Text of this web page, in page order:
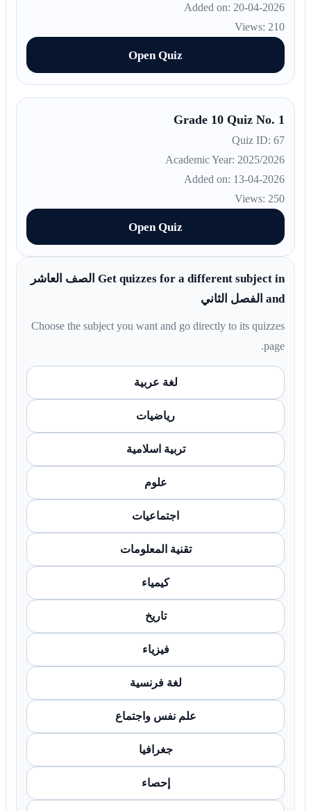
Added on: 20-04-2026
Views: 210
Open Quiz
Grade 10 Quiz No. 1
Quiz ID: 67
Academic Year: 2025/2026
Added on: 13-04-2026
Views: 250
Open Quiz
Get quizzes for a different subject in الصف العاشر
and الفصل الثاني
Choose the subject you want and go directly to its quizzes
page.
لغة عربية
رياضيات
تربية اسلامية
علوم
اجتماعيات
تقنية المعلومات
كيمياء
تاريخ
فيزياء
لغة فرنسية
علم نفس واجتماع
جغرافيا
إحصاء